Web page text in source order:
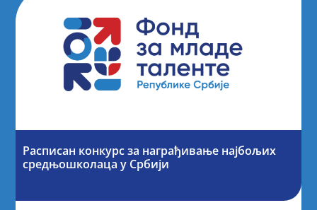
Расписан конкурс за награђивање најбољих
средњошколаца у Србији